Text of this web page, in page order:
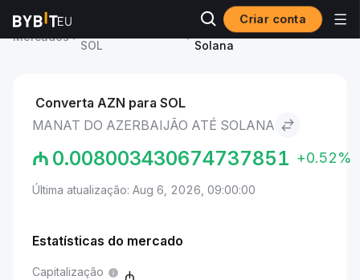
Criar conta
Mercados
SOL
Manat do Azerbaijão to
Solana
Converta AZN para SOL
MANAT DO AZERBAIJÃO ATÉ SOLANA
₼ 0.008003430674737851 +0.52%
Última atualização: Aug 6, 2026, 09:00:00
Estatísticas do mercado
Capitalização